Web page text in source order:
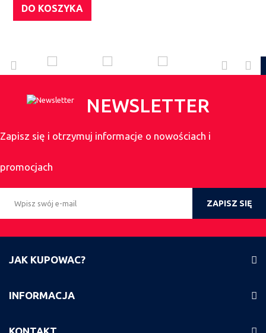
DO KOSZYKA
NEWSLETTER
Zapisz się i otrzymuj informacje o nowościach i
promocjach
ZAPISZ SIĘ
JAK KUPOWAC?
INFORMACJA
KONTAKT